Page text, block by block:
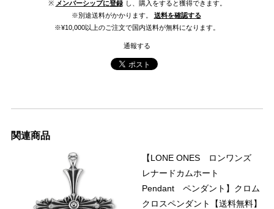
※ メンバーシップに登録 し、購入をすると獲得できます。
※別途送料がかかります。
送料を確認する
※¥10,000以上のご注文で国内送料が無料になります。
通報する
関連商品
【LONE ONES ロンワンズ
レナードカムホート
Pendant ペンダント】クロム
クロスペンダント【送料無料】